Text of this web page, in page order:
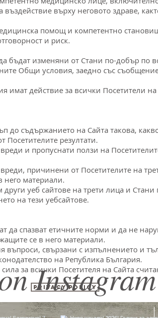
върху неговото здраве,
помощ и компетентно
и риск.
бъдат изменяни от Стани по-добър по
Общи условия, заедно със
имат действие за всички Посетители
до съдържанието на Сайта такова,
Посетителите резултати.
и пропуснати ползи на
причинени от Посетителите на
него материали.
уеб сайтове на трети лица и Стани
на тези уебсайтове.
да спазват етичните норми и да не
се в него материали.
въпроси, свързани с изпълнението и
на Република България.
за всички Посетителя на Сайта
Privacy Policy
Instagram